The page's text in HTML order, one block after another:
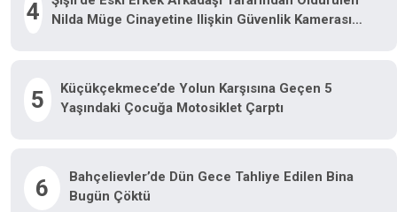
4
Nilda Müge Cinayetine Ilişkin Güvenlik Kamerası
5
Küçükçekmece’de Yolun Karşısına Geçen 5
Yaşındaki Çocuğa Motosiklet Çarptı
6
Bahçelievler’de Dün Gece Tahliye Edilen Bina
Bugün Çöktü